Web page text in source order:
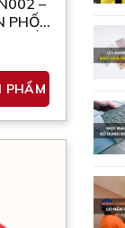
PHỐI
PHẨM
Sản